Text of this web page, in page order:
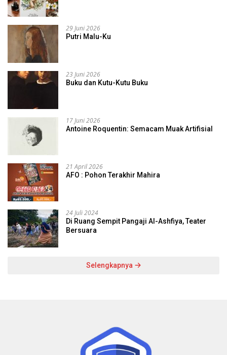
29 Juni 2026
Putri Malu-Ku
23 Juni 2026
Buku dan Kutu-Kutu Buku
17 Juni 2026
Antoine Roquentin: Semacam Muak Artifisial
21 April 2026
AFO : Pohon Terakhir Mahira
24 Juli 2024
Di Ruang Sempit Pangaji Al-Ashfiya, Teater
Bersuara
Selengkapnya